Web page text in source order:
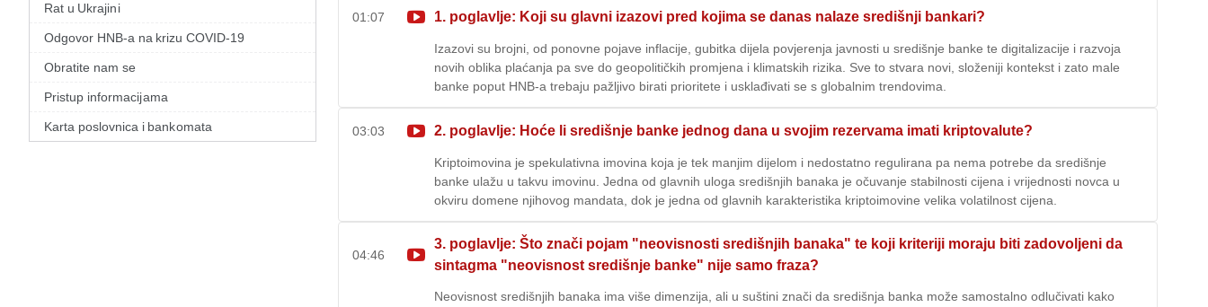
Rat u Ukrajini
Odgovor HNB-a na krizu COVID-19
Obratite nam se
Pristup informacijama
Karta poslovnica i bankomata
01:07 1. poglavlje: Koji su glavni izazovi pred kojima se danas nalaze središnji bankari?
Izazovi su brojni, od ponovne pojave inflacije, gubitka dijela povjerenja javnosti u središnje banke te digitalizacije i razvoja
novih oblika plaćanja pa sve do geopolitičkih promjena i klimatskih rizika. Sve to stvara novi, složeniji kontekst i zato male
banke poput HNB-a trebaju pažljivo birati prioritete i usklađivati se s globalnim trendovima.
03:03 2. poglavlje: Hoće li središnje banke jednog dana u svojim rezervama imati kriptovalute?
Kriptoimovina je spekulativna imovina koja je tek manjim dijelom i nedostatno regulirana pa nema potrebe da središnje
banke ulažu u takvu imovinu. Jedna od glavnih uloga središnjih banaka je očuvanje stabilnosti cijena i vrijednosti novca u
okviru domene njihovog mandata, dok je jedna od glavnih karakteristika kriptoimovine velika volatilnost cijena.
04:46
3. poglavlje: Što znači pojam "neovisnosti središnjih banaka" te koji kriteriji moraju biti zadovoljeni da
sintagma "neovisnost središnje banke" nije samo fraza?
Neovisnost središnjih banaka ima više dimenzija, ali u suštini znači da središnja banka može samostalno odlučivati kako